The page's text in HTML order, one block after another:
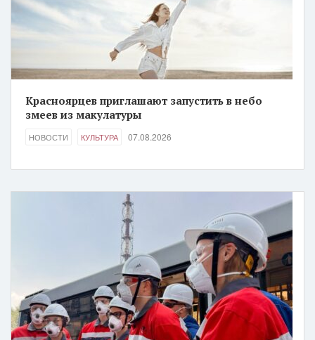
Красноярцев приглашают запустить в небо
змеев из макулатуры
НОВОСТИ КУЛЬТУРА 07.08.2026